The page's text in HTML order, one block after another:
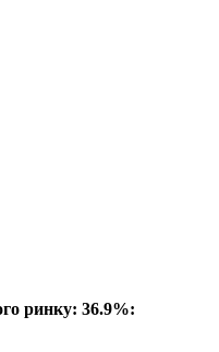
ринку: 36.9%: